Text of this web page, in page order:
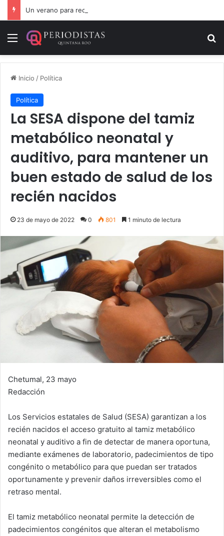
Menú
Inicio / Política
Política
La SESA dispone del tamiz
metabólico neonatal y
auditivo, para mantener un
buen estado de salud de los
recién nacidos
23 de mayo de 2022 0 801 1 minuto de lectura
Chetumal, 23 mayo
Redacción
Los Servicios estatales de Salud (SESA) garantizan a los
recién nacidos el acceso gratuito al tamiz metabólico
neonatal y auditivo a fin de detectar de manera oportuna,
mediante exámenes de laboratorio, padecimientos de tipo
congénito o metabólico para que puedan ser tratados
oportunamente y prevenir daños irreversibles como el
retraso mental.
El tamiz metabólico neonatal permite la detección de
padecimientos congénitos que alteran el metabolismo